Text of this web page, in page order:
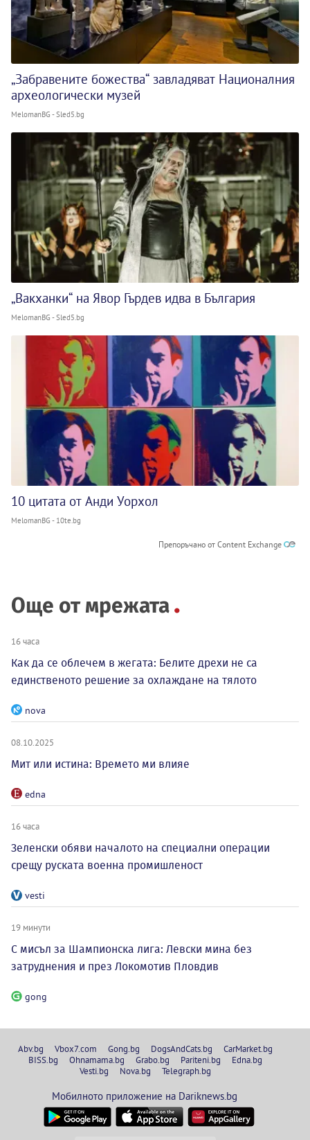
„Забравените божества“ завладяват Националния
археологически музей
MelomanBG - Sled5.bg
„Вакханки“ на Явор Гърдев идва в България
MelomanBG - Sled5.bg
10 цитата от Анди Уорхол
MelomanBG - 10te.bg
Препоръчано от Content Exchange
Още от мрежата
16 часа
Как да се облечем в жегата: Белите дрехи не са
единственото решение за охлаждане на тялото
nova
08.10.2025
Мит или истина: Времето ми влияе
edna
16 часа
Зеленски обяви началото на специални операции
срещу руската военна промишленост
vesti
19 минути
С мисъл за Шампионска лига: Левски мина без
затруднения и през Локомотив Пловдив
gong
Abv.bg Vbox7.com Gong.bg DogsAndCats.bg
CarMarket.bg
BISS.bg
Ohnamama.bg Grabo.bg Pariteni.bg
Edna.bg
Vesti.bg
Nova.bg Telegraph.bg
Мобилното приложение на Dariknews.bg